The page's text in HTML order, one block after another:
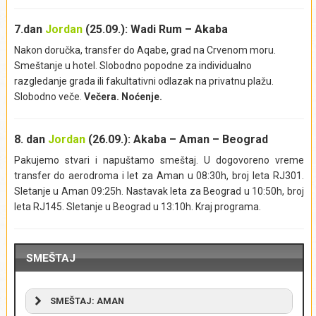
stizao tamjan, izabrali da se nasele u Petri. Ubrzo, grad je
postao regionalno trgovačko središte i doneo Nabatejcima
značajan prihod. Petra je doživela procvat u 1. veku nove ere,
kada je izgrađena Riznica – mauzolej nabatejskog kralja
Arete IV, a populacija grada dostigla 20.000 stanovnika.
u sušnom pustinjskom okruženju. Godine 106, Petra je pala u
ruke Rimljana, koji su je preimenovali u
Značaj Petre oslabio je nakon zemljotresa 363. godine, kada
su uništene mnoge građevine. U vizantijsko doba, u Petri je
podignuto nekoliko hrišćanskih crkava, ali je grad nastavio da
kada ga je ponovo otkrio švajcarski putnik Johan Ludvig
Burkhard. Godine 2007, Petra je proglašena za jedno od
atrakcija Jordana, sa oko 1,1 milion turista, godinišnje. Po
ulasku u arheološko nalazište, hodaćemo pešice kroz splet
7.dan Jordan (25.09.): Wadi Rum – Akaba
Nakon doručka, transfer do Aqabe, grad na Crvenom moru.
Smeštanje u hotel. Slobodno popodne za individualno
razgledanje grada ili fakultativni odlazak na privatnu plažu.
Slobodno veče. Večera. Noćenje.
8. dan Jordan (26.09.): Akaba – Aman – Beograd
Pakujemo stvari i napuštamo smeštaj. U dogovoreno vreme
transfer do aerodroma i let za Aman u 08:30h, broj leta RJ301.
Sletanje u Aman 09:25h. Nastavak leta za Beograd u 10:50h, broj
leta RJ145. Sletanje u Beograd u 13:10h. Kraj programa.
SMEŠTAJ
SMEŠTAJ: AMAN